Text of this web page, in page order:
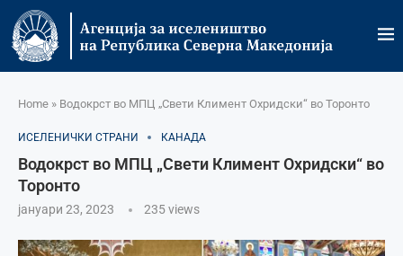
Home » Водокрст во МПЦ „Свети Климент Охридски“ во Торонто
ИСЕЛЕНИЧКИ СТРАНИ КАНАДА
Водокрст во МПЦ „Свети Климент Охридски“ во
Торонто
јануари 23, 2023 235views